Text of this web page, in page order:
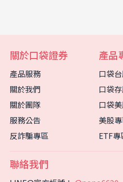
關於口袋證券
產品服務
關於我們
關於團隊
服務公告
反詐騙專區
產品
口袋
口袋
口袋
美股
ETF專
聯絡我們